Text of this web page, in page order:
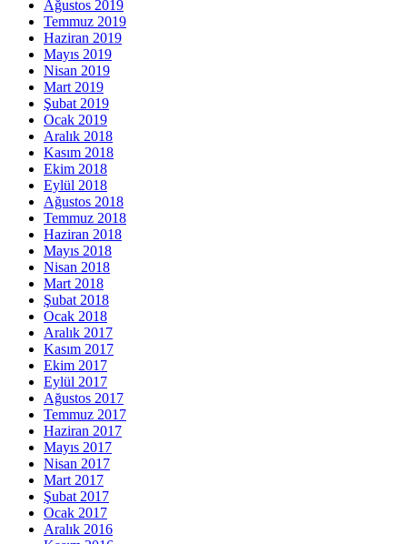
Ağustos 2019
Temmuz 2019
Haziran 2019
Mayıs 2019
Nisan 2019
Mart 2019
Şubat 2019
Ocak 2019
Aralık 2018
Kasım 2018
Ekim 2018
Eylül 2018
Ağustos 2018
Temmuz 2018
Haziran 2018
Mayıs 2018
Nisan 2018
Mart 2018
Şubat 2018
Ocak 2018
Aralık 2017
Kasım 2017
Ekim 2017
Eylül 2017
Ağustos 2017
Temmuz 2017
Haziran 2017
Mayıs 2017
Nisan 2017
Mart 2017
Şubat 2017
Ocak 2017
Aralık 2016